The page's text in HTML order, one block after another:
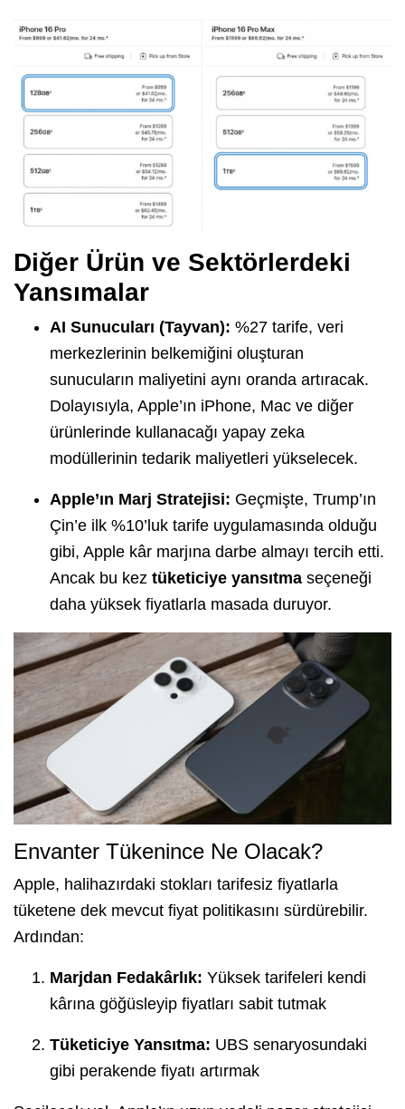
Diğer Ürün ve Sektörlerdeki
Yansımalar
AI Sunucuları (Tayvan): %27 tarife, veri
merkezlerinin belkemiğini oluşturan
sunucuların maliyetini aynı oranda artıracak.
Dolayısıyla, Apple’ın iPhone, Mac ve diğer
ürünlerinde kullanacağı yapay zeka
modüllerinin tedarik maliyetleri yükselecek.
Apple’ın Marj Stratejisi: Geçmişte, Trump’ın
Çin’e ilk %10’luk tarife uygulamasında olduğu
gibi, Apple kâr marjına darbe almayı tercih etti.
Ancak bu kez tüketiciye yansıtma seçeneği
daha yüksek fiyatlarla masada duruyor.
Envanter Tükenince Ne Olacak?
Apple, halihazırdaki stokları tarifesiz fiyatlarla
tüketene dek mevcut fiyat politikasını sürdürebilir.
Ardından:
Marjdan Fedakârlık: Yüksek tarifeleri kendi
kârına göğüsleyip fiyatları sabit tutmak
Tüketiciye Yansıtma: UBS senaryosundaki
gibi perakende fiyatı artırmak